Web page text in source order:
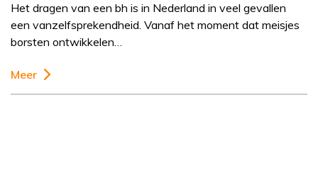
Het dragen van een bh is in Nederland in veel gevallen
een vanzelfsprekendheid. Vanaf het moment dat meisjes
borsten ontwikkelen…
Meer